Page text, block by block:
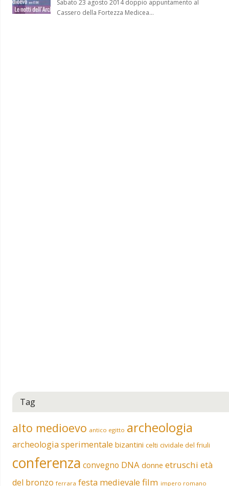
Tag
alto medioevo antico egitto archeologia
archeologia sperimentale bizantini celti cividale del friuli
conferenza convegno DNA donne etruschi età
del bronzo ferrara festa medievale film impero romano